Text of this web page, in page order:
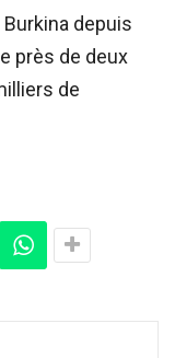
depuis
près de deux
de